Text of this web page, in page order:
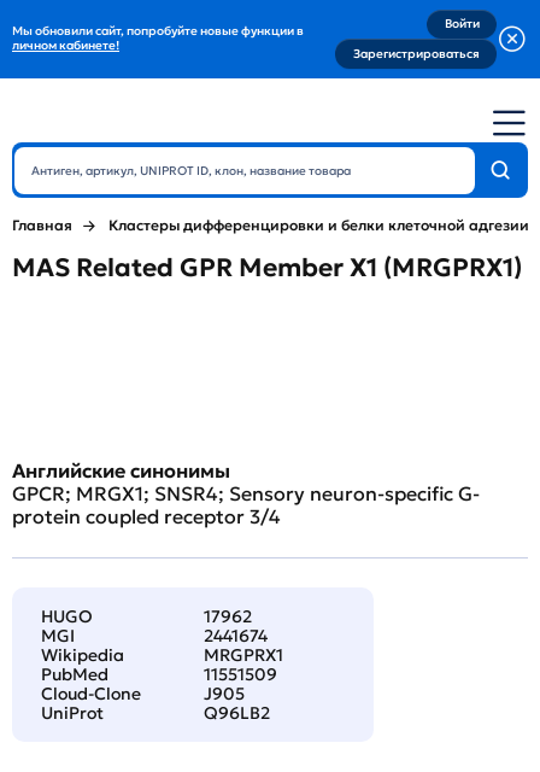
Мы обновили сайт, попробуйте новые функции в
личном кабинете!
Войти
Зарегистрироваться
Главная Кластеры дифференцировки и белки клеточной адгезии
MAS Related GPR Member X1 (MRGPRX1)
Английские синонимы
GPCR; MRGX1; SNSR4; Sensory neuron-specific G-
protein coupled receptor 3/4
HUGO
17962
MGI
2441674
Wikipedia
MRGPRX1
PubMed
11551509
Cloud-Clone
J905
UniProt
Q96LB2